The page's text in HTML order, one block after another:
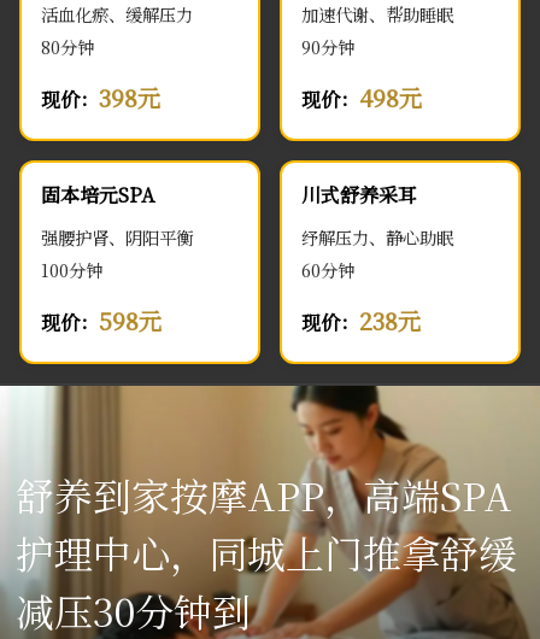
活血化瘀、缓解压力
80分钟
现价： 398元
加速代谢、帮助睡眠
90分钟
现价： 498元
固本培元SPA
强腰护肾、阴阳平衡
100分钟
现价： 598元
川式舒养采耳
纾解压力、静心助眠
60分钟
现价： 238元
舒养到家按摩APP，高端SPA
护理中心，同城上门推拿舒缓
减压30分钟到